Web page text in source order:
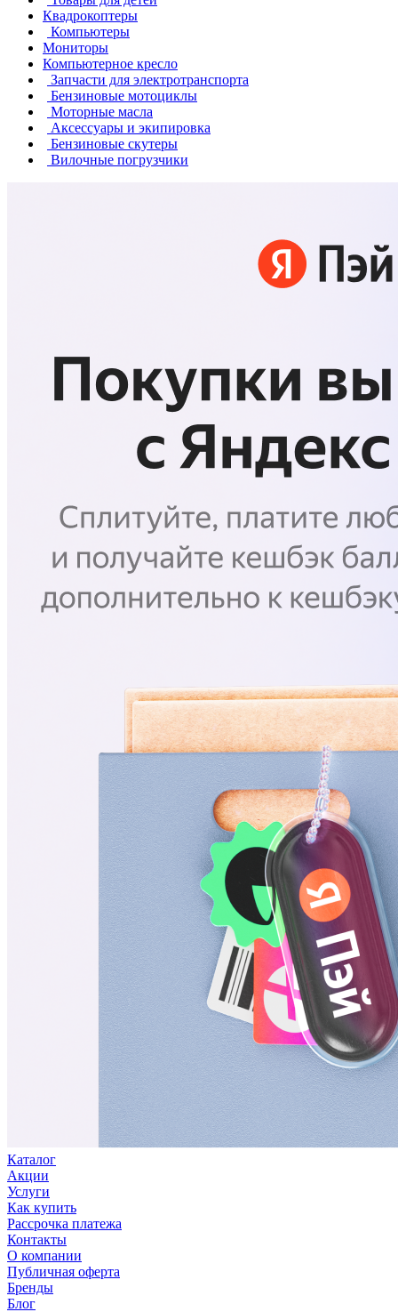
Квадрокоптеры
Компьютеры
Мониторы
Компьютерное кресло
Запчасти для электротранспорта
Бензиновые мотоциклы
Моторные масла
Аксессуары и экипировка
Бензиновые скутеры
Вилочные погрузчики
Каталог
Акции
Услуги
Как купить
Рассрочка платежа
Контакты
О компании
Публичная оферта
Бренды
Блог